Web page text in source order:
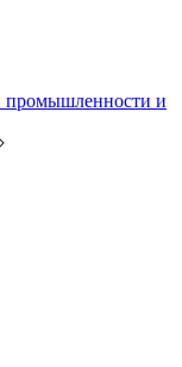
промышленности и